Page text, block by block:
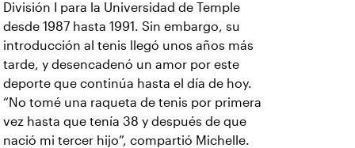
División I para la Universidad de Temple
desde 1987 hasta 1991. Sin embargo, su
introducción al tenis llegó unos años más
tarde, y desencadenó un amor por este
deporte que continúa hasta el día de hoy.
“No tomé una raqueta de tenis por primera
vez hasta que tenía 38 y después de que
nació mi tercer hijo”, compartió Michelle.